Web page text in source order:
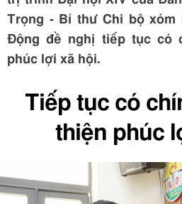
Trọng - Bí thư Chi bộ xóm
Động đề nghị tiếp tục có
phúc lợi xã hội.
Tiếp tục có
thiện phúc